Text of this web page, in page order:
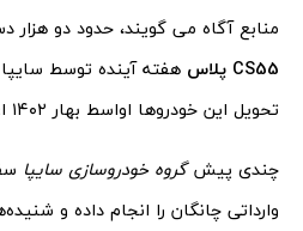
منابع آگاه می گویند، حدود دو هزار
CS55 پلاس
هفته آینده توسط
تحویل این خودروها اواسط بهار ۱۴۰۲ اعلام شده است.
چندی پیشگروه خودروسازی سایپا
وارداتی چانگان را انجام داده و